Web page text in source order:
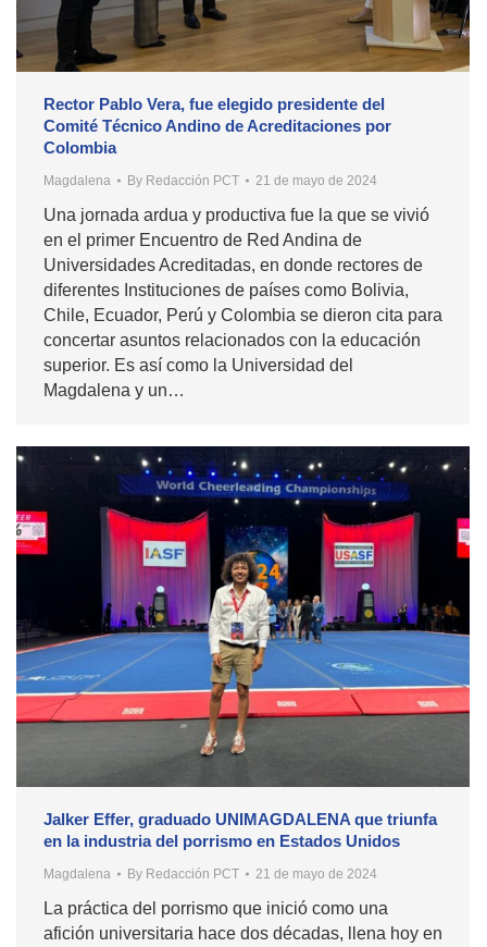
Rector Pablo Vera, fue elegido presidente del
Comité Técnico Andino de Acreditaciones por
Colombia
Magdalena By Redacción PCT 21 de mayo de 2024
Una jornada ardua y productiva fue la que se vivió
en el primer Encuentro de Red Andina de
Universidades Acreditadas, en donde rectores de
diferentes Instituciones de países como Bolivia,
Chile, Ecuador, Perú y Colombia se dieron cita para
concertar asuntos relacionados con la educación
superior. Es así como la Universidad del
Magdalena y un…
Jalker Effer, graduado UNIMAGDALENA que triunfa
en la industria del porrismo en Estados Unidos
Magdalena By Redacción PCT 21 de mayo de 2024
La práctica del porrismo que inició como una
afición universitaria hace dos décadas, llena hoy en